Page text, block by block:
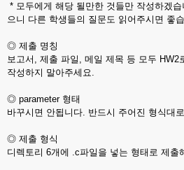
* 모두에게 해당 될만한 것들만 작성하겠
으니 다른 학생들의 질문도 읽어주시면 좋
◎ 제출 명칭
보고서, 제출 파일, 메일 제목 등 모두 HW2
작성하지 말아주세요.
◎ parameter 형태
바꾸시면 안됩니다. 반드시 주어진 형식대
◎ 제출 형식
디렉토리 6개에 .c파일을 넣는 형태로 제출